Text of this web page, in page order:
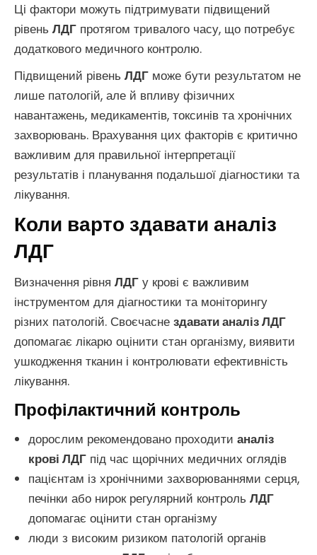
Ці фактори можуть підтримувати підвищений
рівень ЛДГ протягом тривалого часу, що потребує
додаткового медичного контролю.
Підвищений рівень ЛДГ може бути результатом не
лише патологій, але й впливу фізичних
навантажень, медикаментів, токсинів та хронічних
захворювань. Врахування цих факторів є критично
важливим для правильної інтерпретації
результатів і планування подальшої діагностики та
лікування.
Коли варто здавати аналіз
ЛДГ
Визначення рівня ЛДГ у крові є важливим
інструментом для діагностики та моніторингу
різних патологій. Своєчасне здавати аналіз ЛДГ
допомагає лікарю оцінити стан організму, виявити
ушкодження тканин і контролювати ефективність
лікування.
Профілактичний контроль
дорослим рекомендовано проходити аналіз
крові ЛДГ під час щорічних медичних оглядів
пацієнтам із хронічними захворюваннями серця,
печінки або нирок регулярний контроль ЛДГ
допомагає оцінити стан організму
люди з високим ризиком патологій органів